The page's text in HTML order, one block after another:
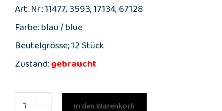
Art. Nr.: 11477, 3593, 17134, 67128
Farbe: blau / blue
Beutelgrösse; 12 Stück
Zustand:gebraucht
In den Warenkorb